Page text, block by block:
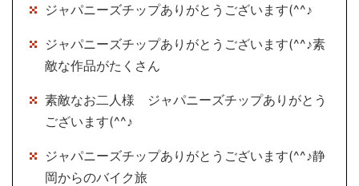
ジャパニーズチップありがとうございます(^^♪
ジャパニーズチップありがとうございます(^^♪素
敵な作品がたくさん
素敵なお二人様 ジャパニーズチップありがとう
ございます(^^♪
ジャパニーズチップありがとうございます(^^♪静
岡からのバイク旅